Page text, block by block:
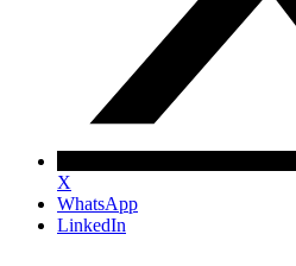
X
WhatsApp
LinkedIn